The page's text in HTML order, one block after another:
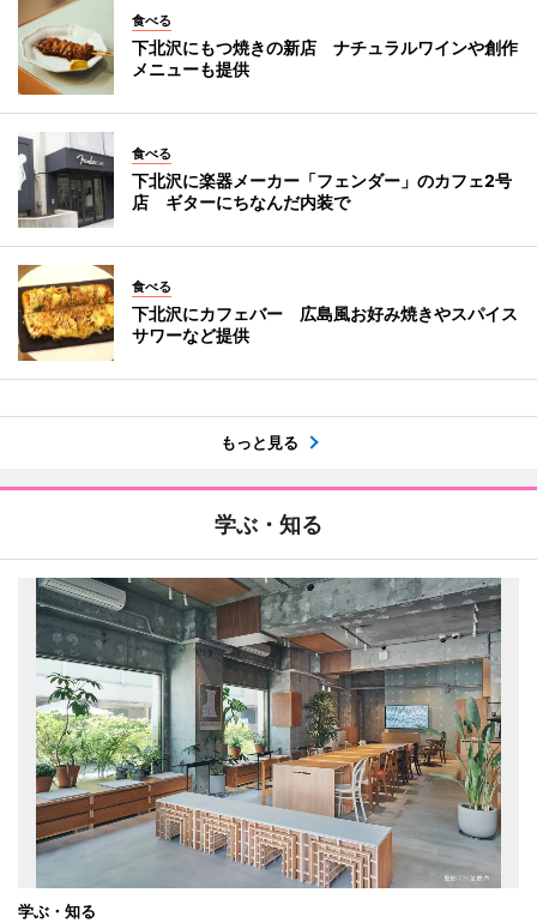
食べる
下北沢にもつ焼きの新店 ナチュラルワインや創作
メニューも提供
食べる
下北沢に楽器メーカー「フェンダー」のカフェ2号
店 ギターにちなんだ内装で
食べる
下北沢にカフェバー 広島風お好み焼きやスパイス
サワーなど提供
もっと見る
学ぶ・知る
学ぶ・知る